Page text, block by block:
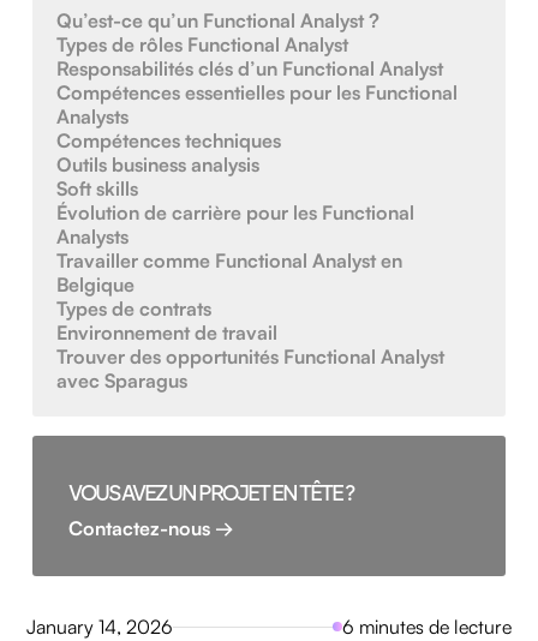
January 14, 2026 6 minutes de lecture
Qu’est-ce qu’un Functional Analyst ?
Types de rôles Functional Analyst
Responsabilités clés d’un Functional Analyst
Compétences essentielles pour les Functional
Analysts
Compétences techniques
Outils business analysis
Soft skills
Évolution de carrière pour les Functional
Analysts
Travailler comme Functional Analyst en
Belgique
Types de contrats
Environnement de travail
Trouver des opportunités Functional Analyst
avec Sparagus
VOUS AVEZ UN PROJET EN TÊTE ?
Contactez-nous →